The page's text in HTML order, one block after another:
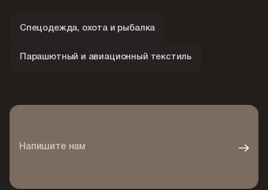
Спецодежда, охота и рыбалка
Парашютный и авиационный текстиль
Напишите нам